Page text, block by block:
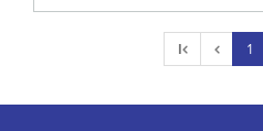
l 1